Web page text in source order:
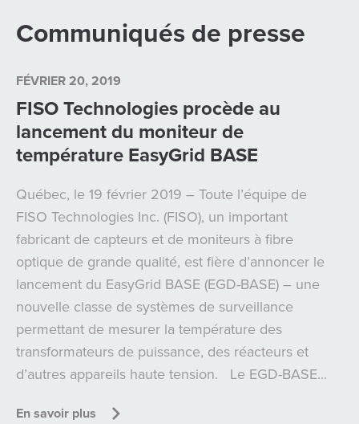
Communiqués de presse
FÉVRIER 20, 2019
FISO Technologies procède au
lancement du moniteur de
température EasyGrid BASE
Québec, le 19 février 2019 – Toute l’équipe de
FISO Technologies Inc. (FISO), un important
fabricant de capteurs et de moniteurs à fibre
optique de grande qualité, est fière d’annoncer le
lancement du EasyGrid BASE (EGD-BASE) – une
nouvelle classe de systèmes de surveillance
permettant de mesurer la température des
transformateurs de puissance, des réacteurs et
d’autres appareils haute tension. Le EGD-BASE...
En savoir plus